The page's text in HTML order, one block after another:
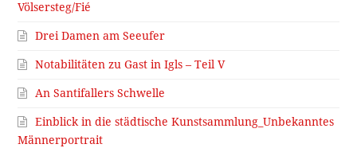
Völsersteg/Fié
Drei Damen am Seeufer
Notabilitäten zu Gast in Igls – Teil V
An Santifallers Schwelle
Einblick in die städtische Kunstsammlung_Unbekanntes
Männerportrait